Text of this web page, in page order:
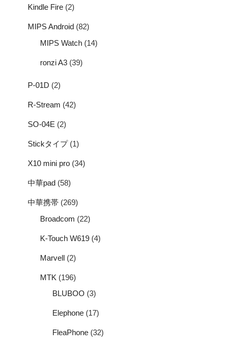
Kindle Fire (2)
MIPS Android (82)
MIPS Watch (14)
ronzi A3 (39)
P-01D (2)
R-Stream (42)
SO-04E (2)
Stickタイプ(1)
X10 mini pro (34)
中華pad (58)
中華携帯 (269)
Broadcom (22)
K-Touch W619 (4)
Marvell (2)
MTK (196)
BLUBOO (3)
Elephone (17)
FleaPhone (32)